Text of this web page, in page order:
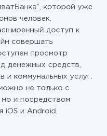
которой уже
человек.
доступ к
совершать
просмотр
денежных средств,
и коммунальных услуг.
не только с
и посредством
iOS и Android.